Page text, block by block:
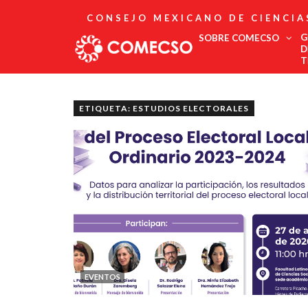
CONSEJO MEXICANO DE
SOBRE COMECSO
Asociados
Estatutos
Fundadores
Comité Editorial
Boletín
ETIQUETA: ESTUDIOS ELECTORALES
EVENTOS